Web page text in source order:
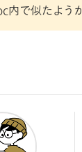
内で似たよう